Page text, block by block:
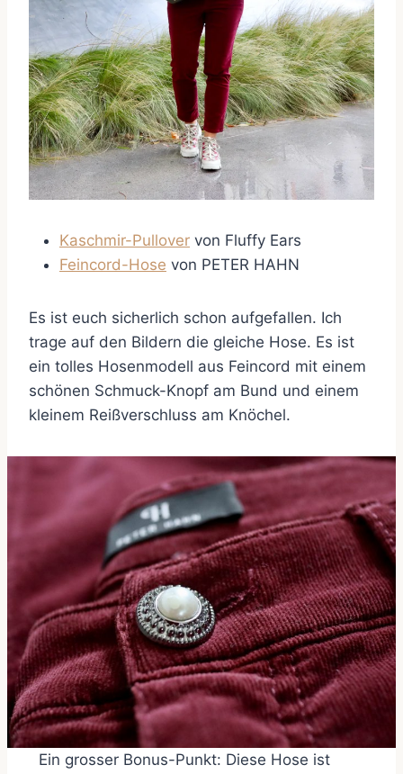
Kaschmir-Pullover von Fluffy Ears
Feincord-Hose von PETER HAHN
Es ist euch sicherlich schon aufgefallen. Ich
trage auf den Bildern die gleiche Hose. Es ist
ein tolles Hosenmodell aus Feincord mit einem
schönen Schmuck-Knopf am Bund und einem
kleinem Reißverschluss am Knöchel.
Ein grosser Bonus-Punkt: Diese Hose ist